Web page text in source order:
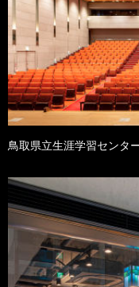
鳥取県立生涯学習センタ